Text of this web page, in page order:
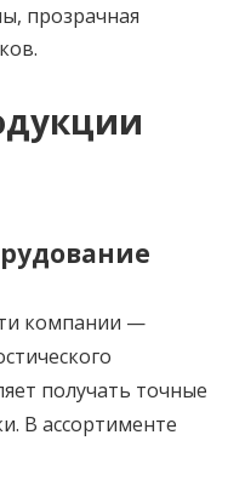
прозрачная
компании —
получать точные
В ассортименте